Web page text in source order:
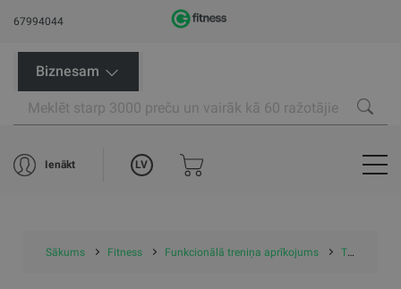
67994044
Biznesam
Ienākt LV
Sākums Fitness Funkcionālā treniņa aprīkojums Treniņu ragavas